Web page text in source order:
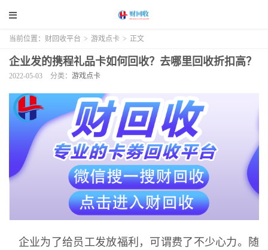
当前位置： 财回收平台 > 游戏点卡 > 正文
企业发的携程礼品卡如何回收？去哪里回收折扣高？
2022-05-03 分类： 游戏点卡
企业为了给员工发放福利，可谓费了不少心力。随